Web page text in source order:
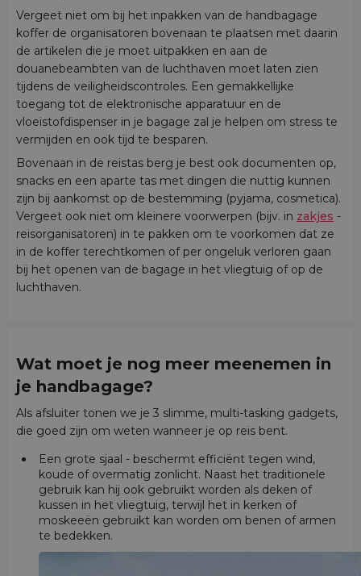
Vergeet niet om bij het inpakken van de handbagage
koffer de organisatoren bovenaan te plaatsen met daarin
de artikelen die je moet uitpakken en aan de
douanebeambten van de luchthaven moet laten zien
tijdens de veiligheidscontroles. Een gemakkellijke
toegang tot de elektronische apparatuur en de
vloeistofdispenser in je bagage zal je helpen om stress te
vermijden en ook tijd te besparen.
Bovenaan in de reistas berg je best ook documenten op,
snacks en een aparte tas met dingen die nuttig kunnen
zijn bij aankomst op de bestemming (pyjama, cosmetica).
Vergeet ook niet om kleinere voorwerpen (bijv. in zakjes -
reisorganisatoren) in te pakken om te voorkomen dat ze
in de koffer terechtkomen of per ongeluk verloren gaan
bij het openen van de bagage in het vliegtuig of op de
luchthaven.
Wat moet je nog meer meenemen in
je handbagage?
Als afsluiter tonen we je 3 slimme, multi-tasking gadgets,
die goed zijn om weten wanneer je op reis bent.
Een grote sjaal - beschermt efficiënt tegen wind,
koude of overmatig zonlicht. Naast het traditionele
gebruik kan hij ook gebruikt worden als deken of
kussen in het vliegtuig, terwijl het in kerken of
moskeeën gebruikt kan worden om benen of armen
te bedekken.